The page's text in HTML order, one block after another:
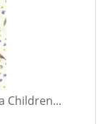
Children...